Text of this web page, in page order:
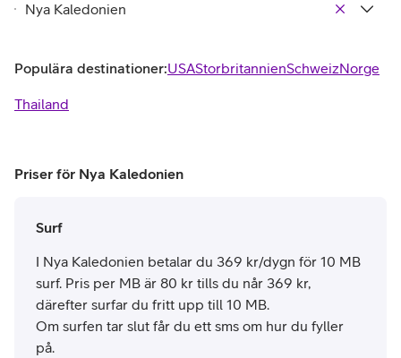
Populära destinationer:USAStorbritannienSchweizNorge
Thailand
Priser för Nya Kaledonien
Surf
I Nya Kaledonien betalar du 369 kr/dygn för 10 MB
surf. Pris per MB är 80 kr tills du når 369 kr,
därefter surfar du fritt upp till 10 MB.
Om surfen tar slut får du ett sms om hur du fyller
på.